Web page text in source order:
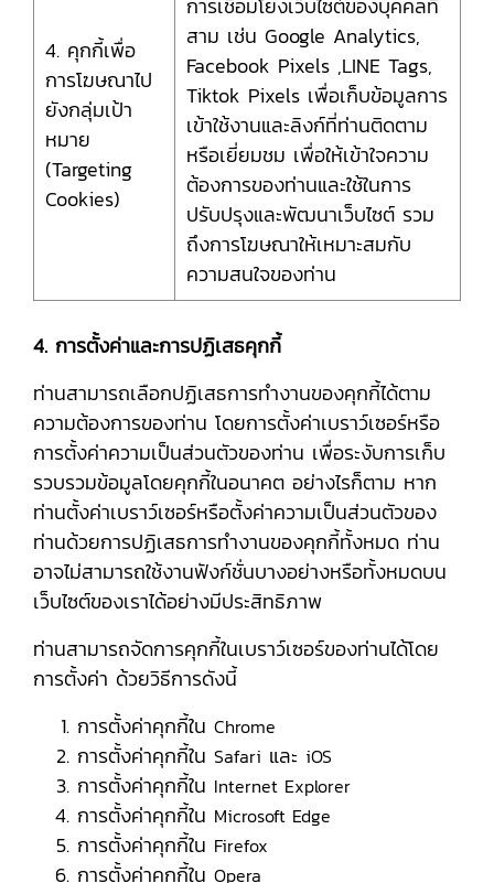
4. คุกกี้เพื่อ
การโฆษณาไป
ยังกลุ่มเป้า
หมาย
(Targeting
Cookies)
การเชื่อมโยงเว็บไซต์ของบุคคลที่
สาม เช่น Google Analytics,
Facebook Pixels ,LINE Tags,
Tiktok Pixels เพื่อเก็บข้อมูลการ
เข้าใช้งานและลิงก์ที่ท่านติดตาม
หรือเยี่ยมชม เพื่อให้เข้าใจความ
ต้องการของท่านและใช้ในการ
ปรับปรุงและพัฒนาเว็บไซต์ รวม
ถึงการโฆษณาให้เหมาะสมกับ
ความสนใจของท่าน
4. การตั้งค่าและการปฏิเสธคุกกี้
ท่านสามารถเลือกปฏิเสธการทำงานของคุกกี้ได้ตาม
ความต้องการของท่าน โดยการตั้งค่าเบราว์เซอร์หรือ
การตั้งค่าความเป็นส่วนตัวของท่าน เพื่อระงับการเก็บ
รวบรวมข้อมูลโดยคุกกี้ในอนาคต อย่างไรก็ตาม หาก
ท่านตั้งค่าเบราว์เซอร์หรือตั้งค่าความเป็นส่วนตัวของ
ท่านด้วยการปฏิเสธการทำงานของคุกกี้ทั้งหมด ท่าน
อาจไม่สามารถใช้งานฟังก์ชั่นบางอย่างหรือทั้งหมดบน
เว็บไซต์ของเราได้อย่างมีประสิทธิภาพ
ท่านสามารถจัดการคุกกี้ในเบราว์เซอร์ของท่านได้โดย
การตั้งค่า ด้วยวิธีการดังนี้
การตั้งค่าคุกกี้ใน Chrome
การตั้งค่าคุกกี้ใน Safari และ iOS
การตั้งค่าคุกกี้ใน Internet Explorer
การตั้งค่าคุกกี้ใน Microsoft Edge
การตั้งค่าคุกกี้ใน Firefox
การตั้งค่าคุกกี้ใน Opera